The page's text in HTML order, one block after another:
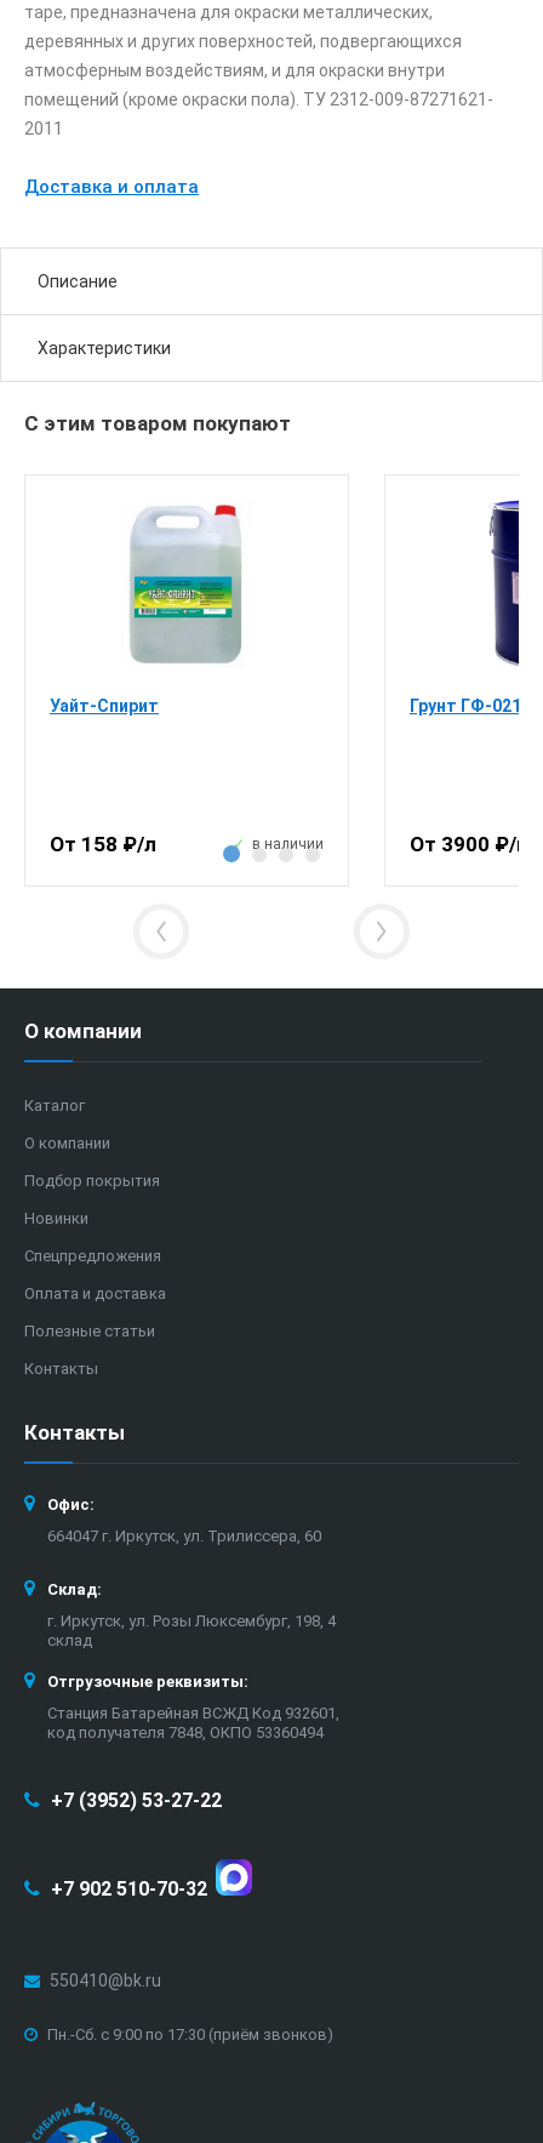
таре, предназначена для окраски металлических,
деревянных и других поверхностей, подвергающихся
атмосферным воздействиям, и для окраски внутри
помещений (кроме окраски пола). ТУ 2312-009-87271621-
2011
Доставка и оплата
Описание
Характеристики
С этим товаром покупают
Уайт-Спирит
От 158 ₽/л в наличии
Грунт ГФ-021
От 3900 ₽/
О компании
Каталог
О компании
Подбор покрытия
Новинки
Спецпредложения
Оплата и доставка
Полезные статьи
Контакты
Контакты
Офис:
664047 г. Иркутск, ул. Трилиссера, 60
Склад:
г. Иркутск, ул. Розы Люксембург, 198, 4
склад
Отгрузочные реквизиты:
Станция Батарейная ВСЖД Код 932601,
код получателя 7848, ОКПО 53360494
+7 (3952) 53-27-22
+7 902 510-70-32
550410@bk.ru
Пн.-Сб. с 9:00 по 17:30 (приём звонков)